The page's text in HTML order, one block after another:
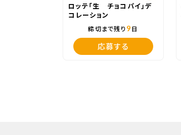
ロッテ「生 チョコパイ」デ
コレーション
締切まで残り 9 日
応募する